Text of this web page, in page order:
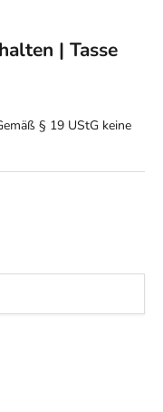
| Tasse
§ 19 UStG keine